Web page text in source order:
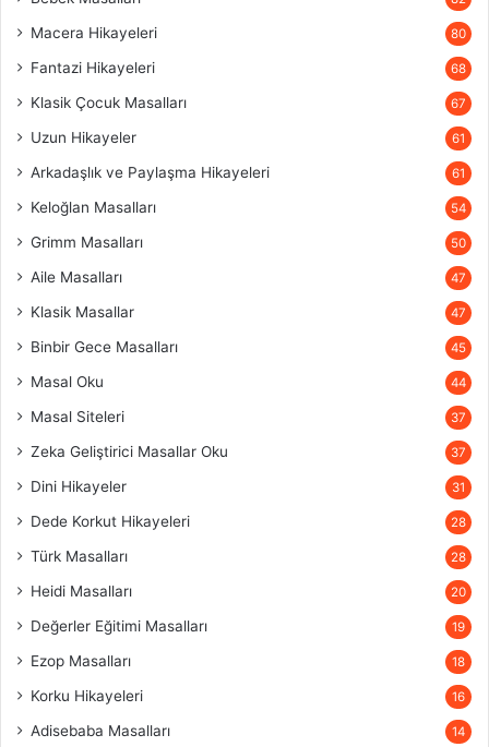
Macera Hikayeleri 80
Fantazi Hikayeleri 68
Klasik Çocuk Masalları 67
Uzun Hikayeler 61
Arkadaşlık ve Paylaşma Hikayeleri 61
Keloğlan Masalları 54
Grimm Masalları 50
Aile Masalları 47
Klasik Masallar 47
Binbir Gece Masalları 45
Masal Oku 44
Masal Siteleri 37
Zeka Geliştirici Masallar Oku 37
Dini Hikayeler 31
Dede Korkut Hikayeleri 28
Türk Masalları 28
Heidi Masalları 20
Değerler Eğitimi Masalları 19
Ezop Masalları 18
Korku Hikayeleri 16
Adisebaba Masalları 14